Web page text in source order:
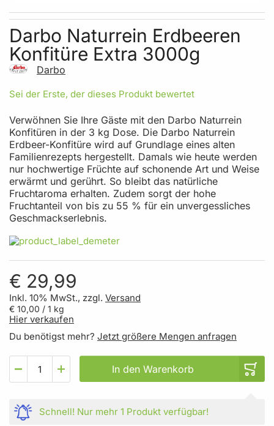
Skip to the beginning of the images gallery
Darbo Naturrein Erdbeeren
Konfitüre Extra 3000g
Darbo
Sei der Erste, der dieses Produkt bewertet
Verwöhnen Sie Ihre Gäste mit den Darbo Naturrein
Konfitüren in der 3 kg Dose. Die Darbo Naturrein
Erdbeer-Konfitüre wird auf Grundlage eines alten
Familienrezepts hergestellt. Damals wie heute werden
nur hochwertige Früchte auf schonende Art und Weise
erwärmt und gerührt. So bleibt das natürliche
Fruchtaroma erhalten. Zudem sorgt der hohe
Fruchtanteil von bis zu 55 % für ein unvergessliches
Geschmackserlebnis.
€ 29,99
Inkl. 10% MwSt., zzgl. Versand
€ 10,00 / 1 kg
Hier verkaufen
Du benötigst mehr? Jetzt größere Mengen anfragen
In den Warenkorb
Schnell! Nur mehr 1 Produktverfügbar!